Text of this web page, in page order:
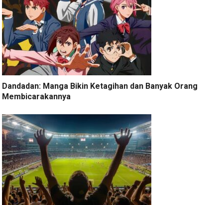
Dandadan: Manga Bikin Ketagihan dan Banyak Orang
Membicarakannya